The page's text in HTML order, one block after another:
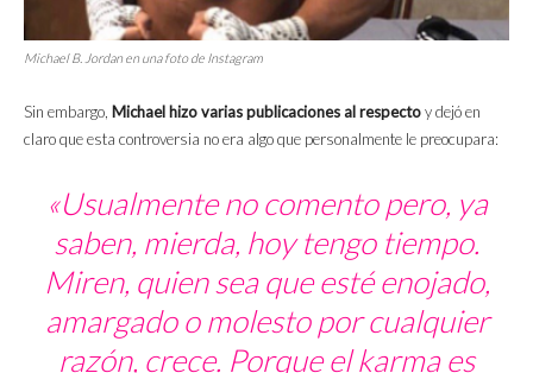
Michael B. Jordan en una foto de Instagram
Sin embargo, Michael hizo varias publicaciones al respectoy dejó en
claro que esta controversia no era algo que personalmente le preocupara:
«Usualmente no comento pero, ya
saben, mierda, hoy tengo tiempo.
Miren, quien sea que esté enojado,
amargado o molesto por cualquier
razón, crece. Porque elkarmaes